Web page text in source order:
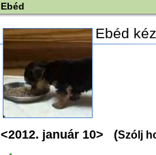
Ebéd
Ebéd
<2012. január 10> (Szólj